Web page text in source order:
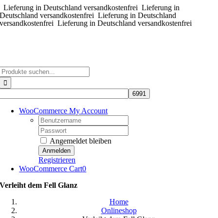
Zum
Inhalt
springen
Lieferung in Deutschland versandkostenfreiLieferung in
Deutschland versandkostenfrei Lieferung in Deutschland
versandkostenfreiLieferung in Deutschland versandkostenfrei
WooCommerce My Account
Username:
Password:
Angemeldet bleiben
Registrieren
WooCommerce Cart0
Verleiht dem Fell Glanz
Home
Onlineshop